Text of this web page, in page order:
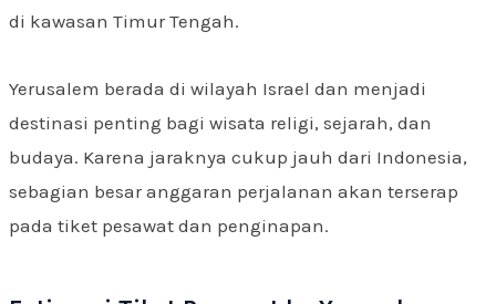
di kawasan Timur Tengah.
Yerusalem berada di wilayah Israel dan menjadi
destinasi penting bagi wisata religi, sejarah, dan
budaya. Karena jaraknya cukup jauh dari Indonesia,
sebagian besar anggaran perjalanan akan terserap
pada tiket pesawat dan penginapan.